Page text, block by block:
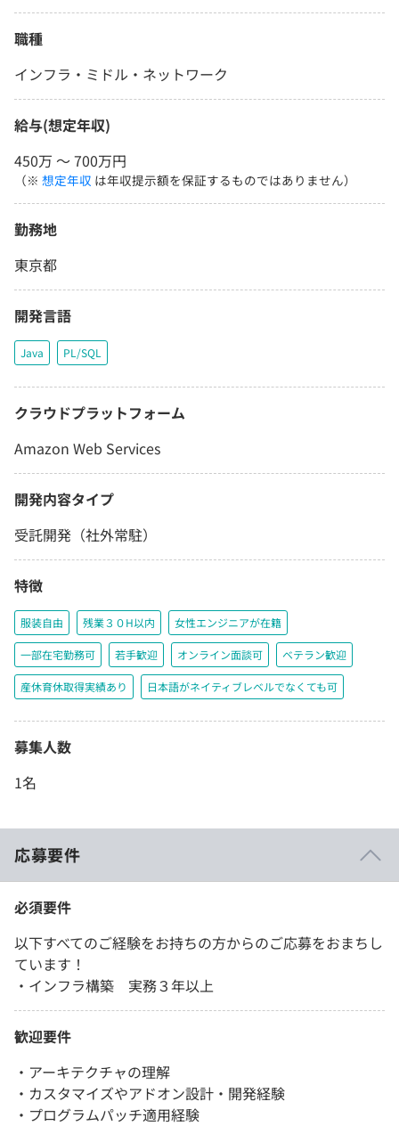
職種
インフラ・ミドル・ネットワーク
給与(想定年収)
450万 〜 700万円
（※ 想定年収 は年収提示額を保証するものではありません）
勤務地
東京都
開発言語
Java PL/SQL
クラウドプラットフォーム
Amazon Web Services
開発内容タイプ
受託開発（社外常駐）
特徴
服装自由 残業３０H以内 女性エンジニアが在籍
一部在宅勤務可 若手歓迎 オンライン面談可 ベテラン歓迎
産休育休取得実績あり 日本語がネイティブレベルでなくても可
募集人数
1名
応募要件
必須要件
以下すべてのご経験をお持ちの方からのご応募をおまちし
ています！
・インフラ構築 実務３年以上
歓迎要件
・アーキテクチャの理解
・カスタマイズやアドオン設計・開発経験
・プログラムパッチ適用経験